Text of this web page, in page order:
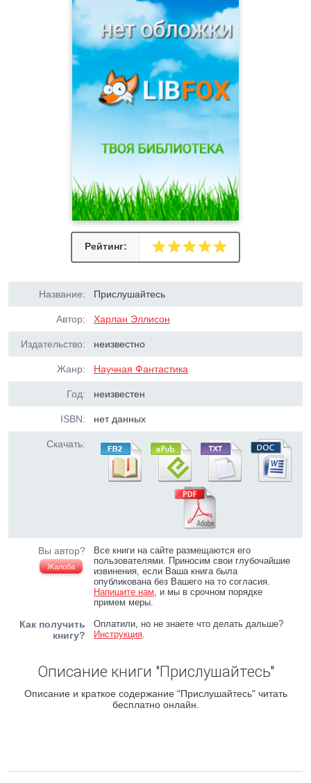
Рейтинг:
Название: Прислушайтесь
Автор: Харлан Эллисон
Издательство: неизвестно
Жанр: Научная Фантастика
Год: неизвестен
ISBN: нет данных
Скачать:
Вы автор?
Жалоба
Все книги на сайте размещаются его
пользователями. Приносим свои глубочайшие
извинения, если Ваша книга была
опубликована без Вашего на то согласия.
Напишите нам, и мы в срочном порядке
примем меры.
Как получить
книгу?
Оплатили, но не знаете что делать дальше?
Инструкция.
Описание книги "Прислушайтесь"
Описание и краткое содержание "Прислушайтесь" читать
бесплатно онлайн.